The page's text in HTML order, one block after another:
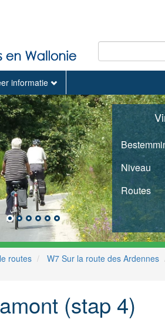
informatie
Niveau
Routes
routes
W7 Sur la route des Ardennes
(stap 4)